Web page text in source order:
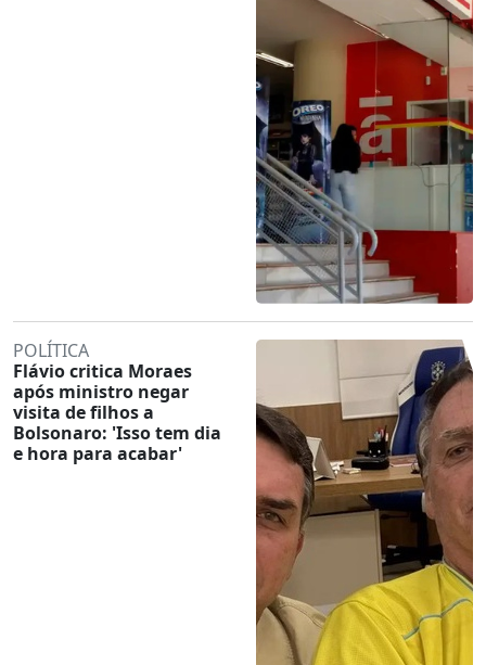
POLÍTICA
Flávio critica Moraes
após ministro negar
visita de filhos a
Bolsonaro: 'Isso tem dia
e hora para acabar'